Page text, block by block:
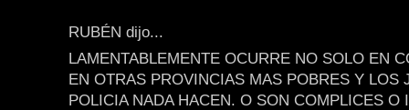
RUBÉN dijo...
LAMENTABLEMENTE OCURRE NO SOLO EN
EN OTRAS PROVINCIAS MAS POBRES Y LOS
POLICIA NADA HACEN. O SON COMPLICES O